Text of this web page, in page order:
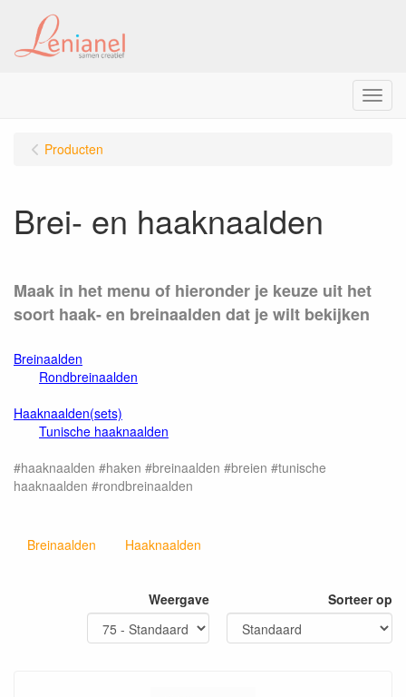
Menu
Producten
Brei- en haaknaalden
Maak in het menu of hieronder je keuze uit het
soort haak- en breinaalden dat je wilt bekijken
Breinaalden
Rondbreinaalden
Haaknaalden(sets)
Tunische haaknaalden
#haaknaalden #haken #breinaalden #breien #tunische
haaknaalden #rondbreinaalden
Breinaalden Haaknaalden
Weergave Sorteer op